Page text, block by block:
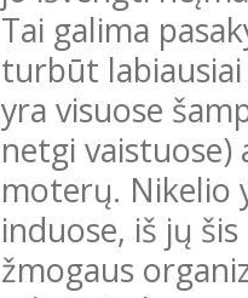
Tai galima
turbūt
yra visuose
netgi
moterų. Nikelio
induose, iš jų
žmogaus